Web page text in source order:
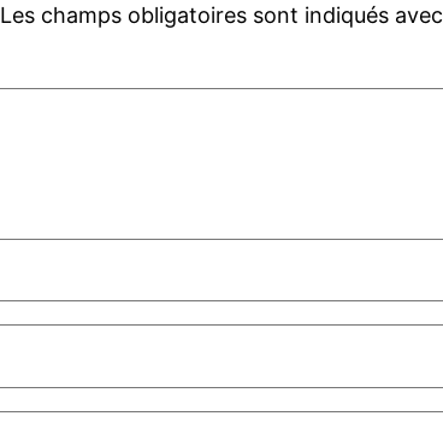
Les champs obligatoires sont indiqués avec